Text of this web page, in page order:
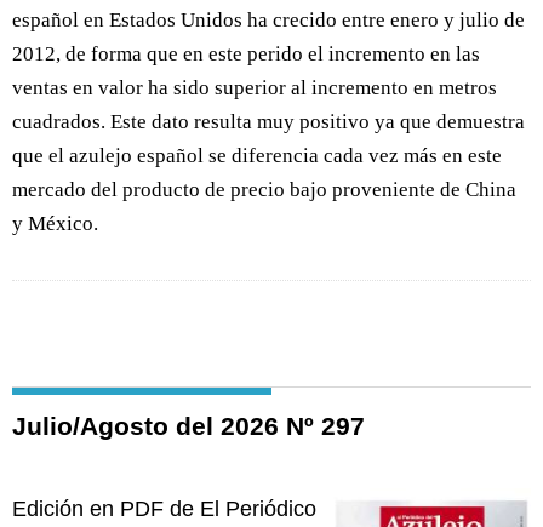
español en Estados Unidos ha crecido entre enero y julio de
2012, de forma que en este perido el incremento en las
ventas en valor ha sido superior al incremento en metros
cuadrados. Este dato resulta muy positivo ya que demuestra
que el azulejo español se diferencia cada vez más en este
mercado del producto de precio bajo proveniente de China
y México.
Julio/Agosto del 2026 Nº 297
Edición en PDF de El Periódico